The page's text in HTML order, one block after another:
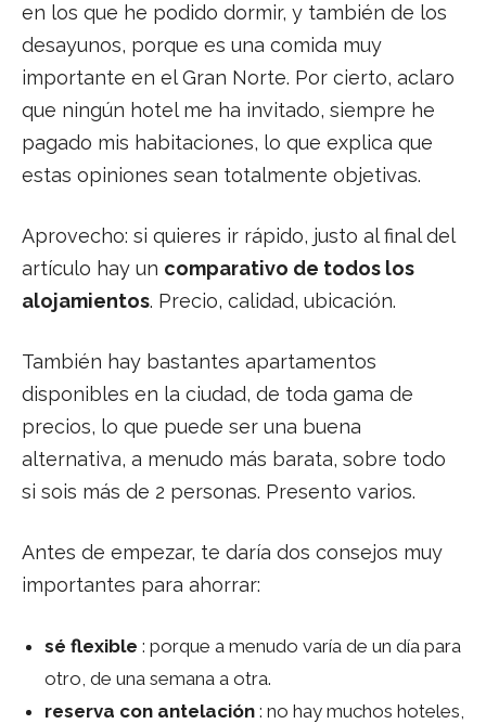
en los que he podido dormir, y también de los
desayunos, porque es una comida muy
importante en el Gran Norte. Por cierto, aclaro
que ningún hotel me ha invitado, siempre he
pagado mis habitaciones, lo que explica que
estas opiniones sean totalmente objetivas.
Aprovecho: si quieres ir rápido, justo al final del
artículo hay un comparativo de todos los
alojamientos. Precio, calidad, ubicación.
También hay bastantes apartamentos
disponibles en la ciudad, de toda gama de
precios, lo que puede ser una buena
alternativa, a menudo más barata, sobre todo
si sois más de 2 personas. Presento varios.
Antes de empezar, te daría dos consejos muy
importantes para ahorrar:
sé flexible : porque a menudo varía de un día para
otro, de una semana a otra.
reserva con antelación : no hay muchos hoteles,